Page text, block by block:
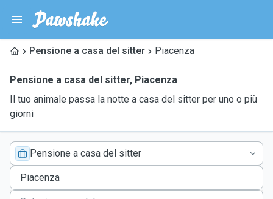
Pensione a casa del sitter Piacenza
Pensione a casa del sitter, Piacenza
Il tuo animale passa la notte a casa del sitter per uno o più
giorni
Pensione a casa del sitter